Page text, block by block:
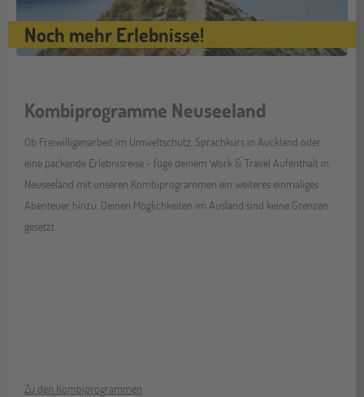
Noch mehr Erlebnisse!
Kombiprogramme Neuseeland
Ob Freiwilligenarbeit im Umweltschutz, Sprachkurs in Auckland oder
eine packende Erlebnisreise - füge deinem Work & Travel Aufenthalt in
Neuseeland mit unseren Kombiprogrammen ein weiteres einmaliges
Abenteuer hinzu. Deinen Möglichkeiten im Ausland sind keine Grenzen
gesetzt.
Zu den Kombiprogrammen